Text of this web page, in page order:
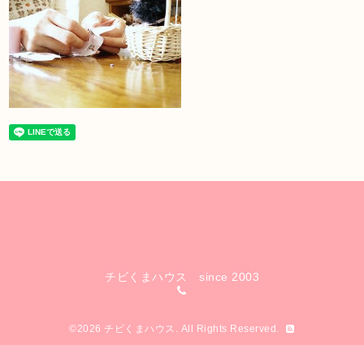
チビくまハウス since 2003
©2026チビくまハウス . All Rights Reserved.